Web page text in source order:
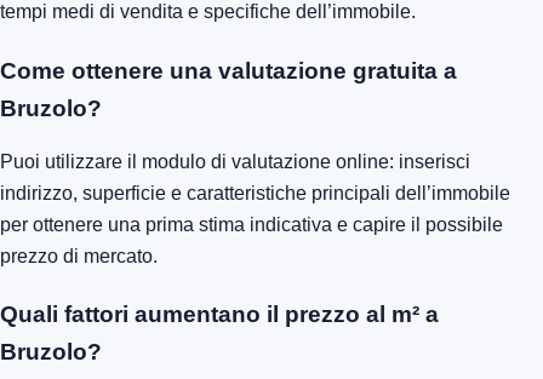
tempi medi di vendita e specifiche dell’immobile.
Come ottenere una valutazione gratuita a
Bruzolo?
Puoi utilizzare il modulo di valutazione online: inserisci
indirizzo, superficie e caratteristiche principali dell’immobile
per ottenere una prima stima indicativa e capire il possibile
prezzo di mercato.
Quali fattori aumentano il prezzo al m² a
Bruzolo?